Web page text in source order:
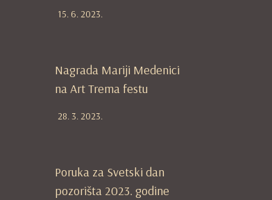
15. 6. 2023.
Nagrada Mariji Medenici
na Art Trema festu
28. 3. 2023.
Poruka za Svetski dan
pozorišta 2023. godine